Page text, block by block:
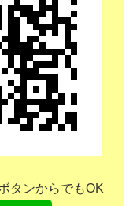
タンからでもOK